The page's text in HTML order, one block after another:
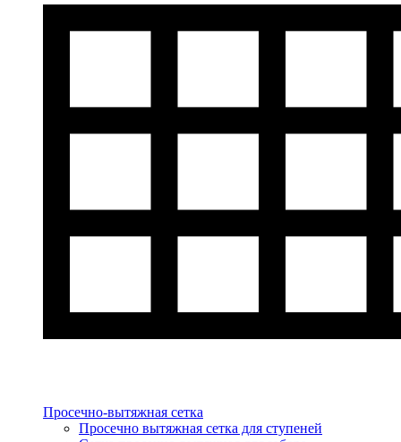
Просечно-вытяжная сетка
Просечно вытяжная сетка для ступеней